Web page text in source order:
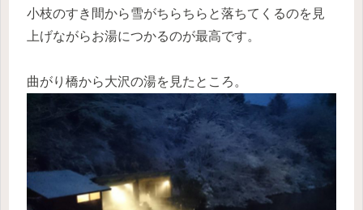
小枝のすき間から雪がちらちらと落ちてくるのを見
上げながらお湯につかるのが最高です。
曲がり橋から大沢の湯を見たところ。